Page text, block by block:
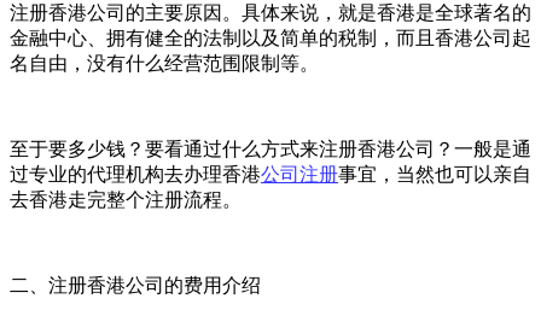
注册香港公司的主要原因。具体来说，就是香港是全球著名的
金融中心、拥有健全的法制以及简单的税制，而且香港公司起
名自由，没有什么经营范围限制等。
至于要多少钱？要看通过什么方式来注册香港公司？一般是通
过专业的代理机构去办理香港公司注册事宜，当然也可以亲自
去香港走完整个注册流程。
二、注册香港公司的费用介绍